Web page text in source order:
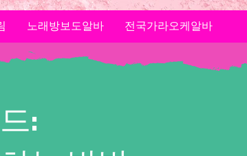
노래방보도알바 전국가라오케알바
: